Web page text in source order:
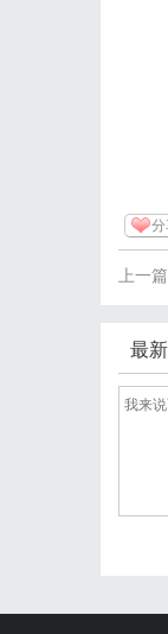
上一
最